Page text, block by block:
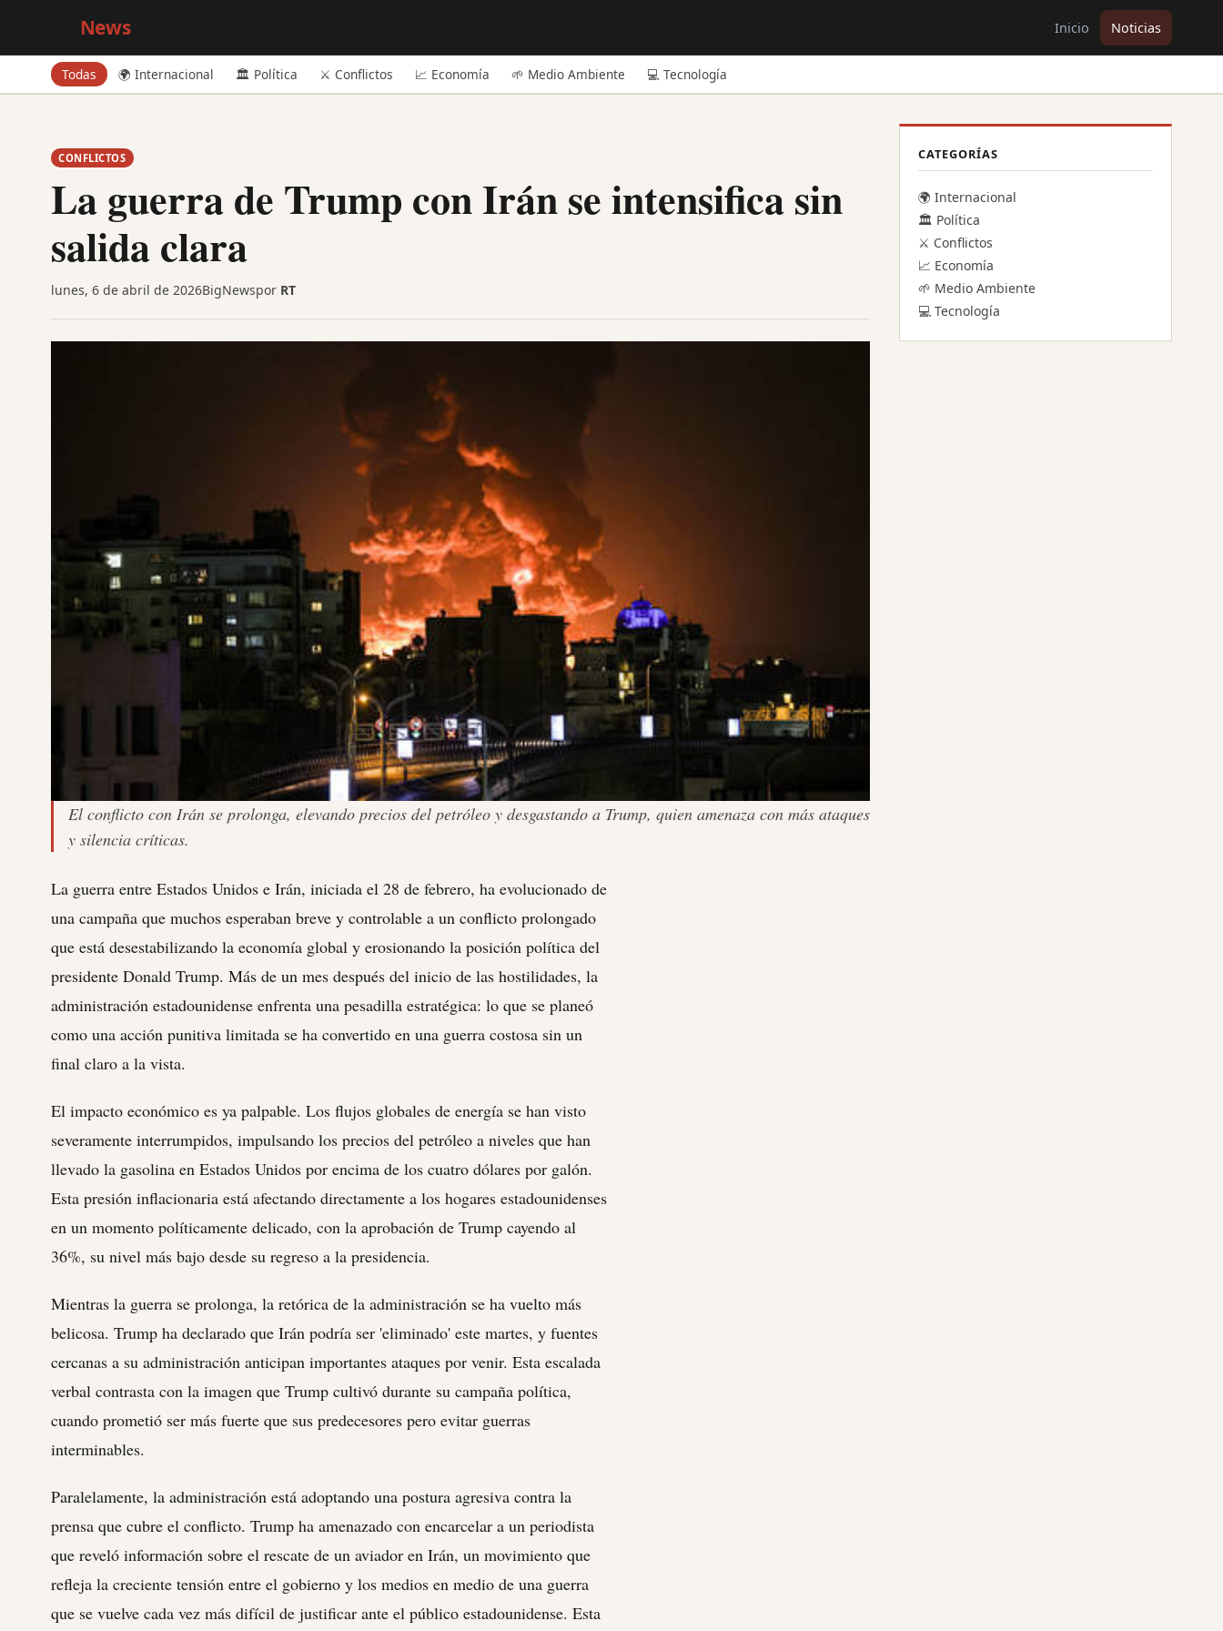
News Inicio Noticias
Todas 🌍 Internacional 🏛️ Política ⚔️ Conflictos 📈 Economía 🌱 Medio Ambiente 💻 Tecnología
CONFLICTOS
La guerra de Trump con Irán se intensifica sin
salida clara
lunes, 6 de abril de 2026BigNewspor RT
El conflicto con Irán se prolonga, elevando precios del petróleo y desgastando a Trump, quien amenaza con más ataques
y silencia críticas.
La guerra entre Estados Unidos e Irán, iniciada el 28 de febrero, ha evolucionado de
una campaña que muchos esperaban breve y controlable a un conflicto prolongado
que está desestabilizando la economía global y erosionando la posición política del
presidente Donald Trump. Más de un mes después del inicio de las hostilidades, la
administración estadounidense enfrenta una pesadilla estratégica: lo que se planeó
como una acción punitiva limitada se ha convertido en una guerra costosa sin un
final claro a la vista.
El impacto económico es ya palpable. Los flujos globales de energía se han visto
severamente interrumpidos, impulsando los precios del petróleo a niveles que han
llevado la gasolina en Estados Unidos por encima de los cuatro dólares por galón.
Esta presión inflacionaria está afectando directamente a los hogares estadounidenses
en un momento políticamente delicado, con la aprobación de Trump cayendo al
36%, su nivel más bajo desde su regreso a la presidencia.
Mientras la guerra se prolonga, la retórica de la administración se ha vuelto más
belicosa. Trump ha declarado que Irán podría ser 'eliminado' este martes, y fuentes
cercanas a su administración anticipan importantes ataques por venir. Esta escalada
verbal contrasta con la imagen que Trump cultivó durante su campaña política,
cuando prometió ser más fuerte que sus predecesores pero evitar guerras
interminables.
Paralelamente, la administración está adoptando una postura agresiva contra la
prensa que cubre el conflicto. Trump ha amenazado con encarcelar a un periodista
que reveló información sobre el rescate de un aviador en Irán, un movimiento que
refleja la creciente tensión entre el gobierno y los medios en medio de una guerra
que se vuelve cada vez más difícil de justificar ante el público estadounidense. Esta
CATEGORÍAS
🌍 Internacional
🏛️ Política
⚔️ Conflictos
📈 Economía
🌱 Medio Ambiente
💻 Tecnología